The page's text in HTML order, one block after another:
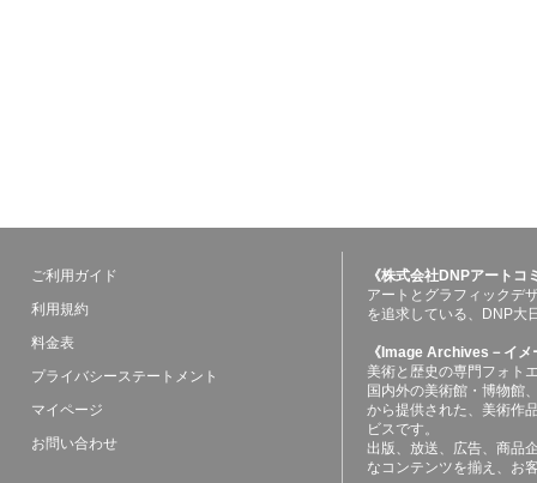
ご利用ガイド
利用規約
料金表
プライバシーステートメント
マイページ
お問い合わせ
《株式会社DNPアート
アートとグラフィックデ
を追求している、DNP大
《Image Archives－イ
美術と歴史の専門フォト
国内外の美術館・博物館
から提供された、美術作
ビスです。
出版、放送、広告、商品
なコンテンツを揃え、お